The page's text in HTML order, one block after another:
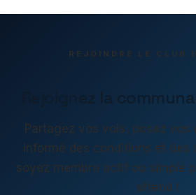
REJOINDRE LE CLUB
Rejoignez la
Partagez vos vols, posez vos
informé des conditions et des
soyez membre actif ou simple
attend !